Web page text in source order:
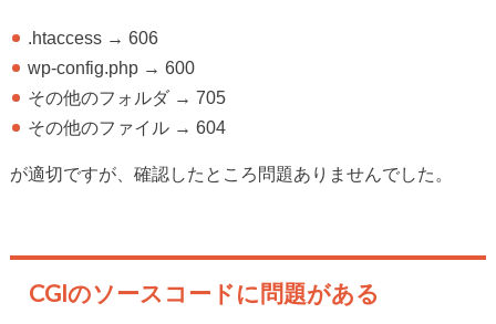
.htaccess → 606
wp-config.php → 600
その他のフォルダ → 705
その他のファイル → 604
が適切ですが、確認したところ問題ありませんでした。
CGIのソースコードに問題がある